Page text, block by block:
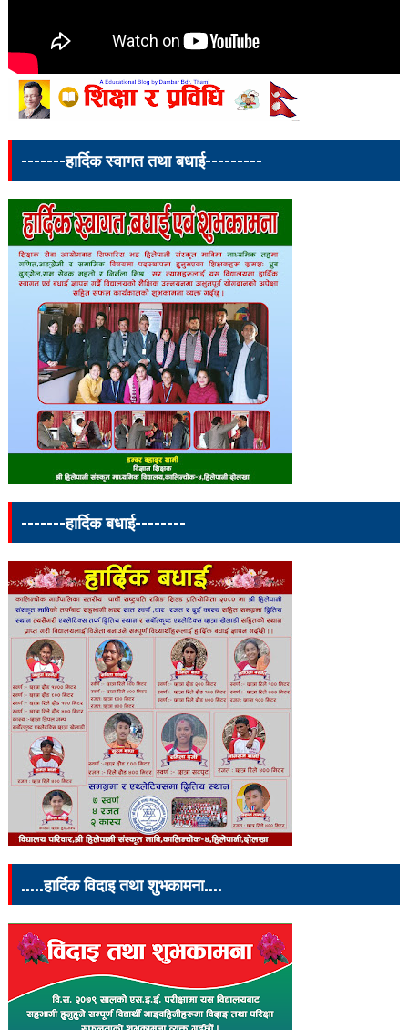
-------हार्दिक स्वागत तथा बधाई---------
-------हार्दिक बधाई--------
.....हार्दिक विदाइ तथा शुभकामना....